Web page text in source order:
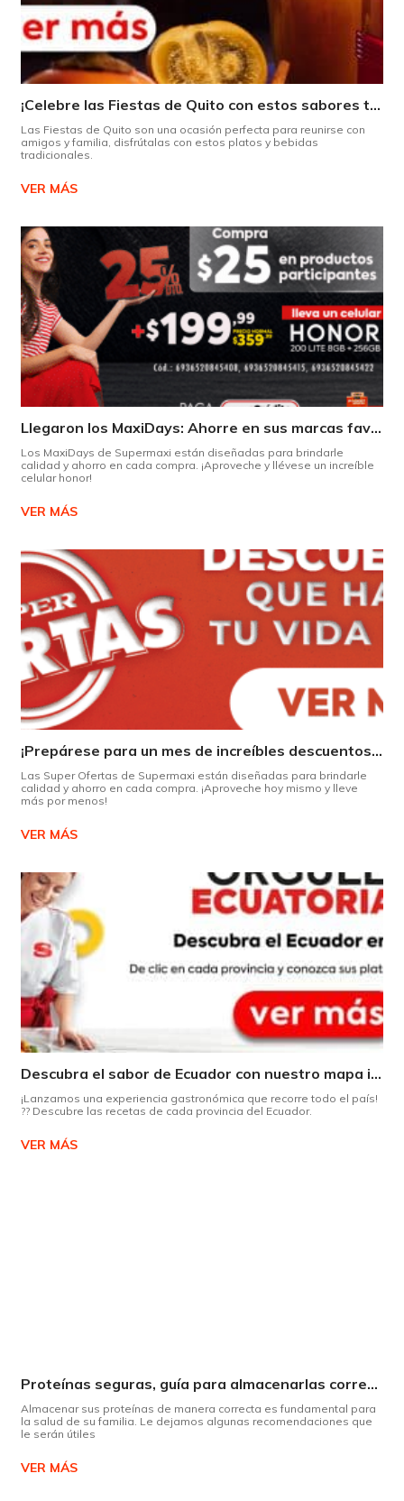
¡Celebre las Fiestas de Quito con estos sabores típicos!
Las Fiestas de Quito son una ocasión perfecta para reunirse con
amigos y familia, disfrútalas con estos platos y bebidas
tradicionales.
VER MÁS
Llegaron los MaxiDays: Ahorre en sus marcas favoritas
Los MaxiDays de Supermaxi están diseñadas para brindarle
calidad y ahorro en cada compra. ¡Aproveche y llévese un increíble
celular honor!
VER MÁS
¡Prepárese para un mes de increíbles descuentos en Supermaxi!
Las Super Ofertas de Supermaxi están diseñadas para brindarle
calidad y ahorro en cada compra. ¡Aproveche hoy mismo y lleve
más por menos!
VER MÁS
Descubra el sabor de Ecuador con nuestro mapa interactivo de recetas
¡Lanzamos una experiencia gastronómica que recorre todo el país!
?? Descubre las recetas de cada provincia del Ecuador.
VER MÁS
Proteínas seguras, guía para almacenarlas correctamente Copiar
Almacenar sus proteínas de manera correcta es fundamental para
la salud de su familia. Le dejamos algunas recomendaciones que
le serán útiles
VER MÁS